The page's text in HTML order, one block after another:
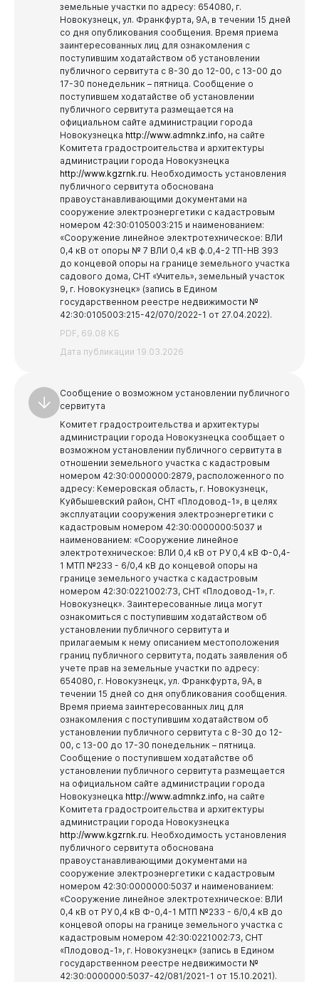
Новокузнецк
Администрация
Администрация Заводского района
Администрация Куйбышевского района
Администрация Орджоникидзевского района
Администрация Новоильинского района
Советы и комиссии
Антитеррористическая комиссия
Антинаркотическая комиссия
Комиссия по противодействию экстремизму
Комиссия по соблюдению требований к служебному
поведению муниципальных служащих и
урегулированию конфликта интересов
Комиссия по противодействию незаконному обороту
промышленной продукции
Комиссия по обеспечению безопасности дорожного
движения
Наблюдательный совет по социальной адаптации лиц,
освободившихся из мест лишения свободы
земельные участки по адресу: 654080, г.
Новокузнецк, ул. Франкфурта, 9А, в течении 15 дней
со дня опубликования сообщения. Время приема
заинтересованных лиц для ознакомления с
поступившим ходатайством об установлении
публичного сервитута с 8-30 до 12-00, с 13-00 до
17-30 понедельник – пятница. Сообщение о
поступившем ходатайстве об установлении
публичного сервитута размещается на
официальном сайте администрации города
Новокузнецка http://www.admnkz.info, на сайте
Комитета градостроительства и архитектуры
администрации города Новокузнецка
http://www.kgzrnk.ru. Необходимость установления
публичного сервитута обоснована
правоустанавливающими документами на
сооружение электроэнергетики с кадастровым
номером 42:30:0105003:215 и наименованием:
«Сооружение линейное электротехническое: ВЛИ
0,4 кВ от опоры № 7 ВЛИ 0,4 кВ ф.0,4-2 ТП-НВ 393
до концевой опоры на границе земельного участка
садового дома, СНТ «Учитель», земельный участок
9, г. Новокузнецк» (запись в Едином
государственном реестре недвижимости №
42:30:0105003:215-42/070/2022-1 от 27.04.2022).
PDF, 69.08 КБ
Дата публикации 19.03.2026
Сообщение о возможном установлении публичного
сервитута
Комитет градостроительства и архитектуры
администрации города Новокузнецка сообщает о
возможном установлении публичного сервитута в
отношении земельного участка с кадастровым
номером 42:30:0000000:2879, расположенного по
адресу: Кемеровская область, г. Новокузнецк,
Куйбышевский район, СНТ «Плодовод-1», в целях
эксплуатации сооружения электроэнергетики с
кадастровым номером 42:30:0000000:5037 и
наименованием: «Сооружение линейное
электротехническое: ВЛИ 0,4 кВ от РУ 0,4 кВ Ф-0,4-
1 МТП №233 - 6/0,4 кВ до концевой опоры на
границе земельного участка с кадастровым
номером 42:30:0221002:73, СНТ «Плодовод-1», г.
Новокузнецк». Заинтересованные лица могут
ознакомиться с поступившим ходатайством об
установлении публичного сервитута и
прилагаемым к нему описанием местоположения
границ публичного сервитута, подать заявления об
учете прав на земельные участки по адресу:
654080, г. Новокузнецк, ул. Франкфурта, 9А, в
течении 15 дней со дня опубликования сообщения.
Время приема заинтересованных лиц для
ознакомления с поступившим ходатайством об
установлении публичного сервитута с 8-30 до 12-
00, с 13-00 до 17-30 понедельник – пятница.
Сообщение о поступившем ходатайстве об
установлении публичного сервитута размещается
на официальном сайте администрации города
Новокузнецка http://www.admnkz.info, на сайте
Комитета градостроительства и архитектуры
администрации города Новокузнецка
http://www.kgzrnk.ru. Необходимость установления
публичного сервитута обоснована
правоустанавливающими документами на
сооружение электроэнергетики с кадастровым
номером 42:30:0000000:5037 и наименованием:
«Сооружение линейное электротехническое: ВЛИ
0,4 кВ от РУ 0,4 кВ Ф-0,4-1 МТП №233 - 6/0,4 кВ до
концевой опоры на границе земельного участка с
кадастровым номером 42:30:0221002:73, СНТ
«Плодовод-1», г. Новокузнецк» (запись в Едином
государственном реестре недвижимости №
42:30:0000000:5037-42/081/2021-1 от 15.10.2021).